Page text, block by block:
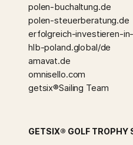
polen-buchaltung.de
polen-steuerberatung.de
erfolgreich-investieren-
hlb-poland.global/de
amavat.de
omnisello.com
getsix®Sailing Team
GETSIX® GOLF TROPHY